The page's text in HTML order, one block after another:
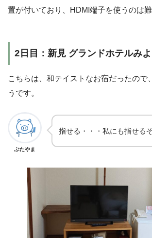
置が付いており、HDMI端子を使うのは難
2日目：新見 グランドホテルみ
こちらは、和テイストなお宿だったので
うです。
ぶたやま
指せる・・・私にも指せる